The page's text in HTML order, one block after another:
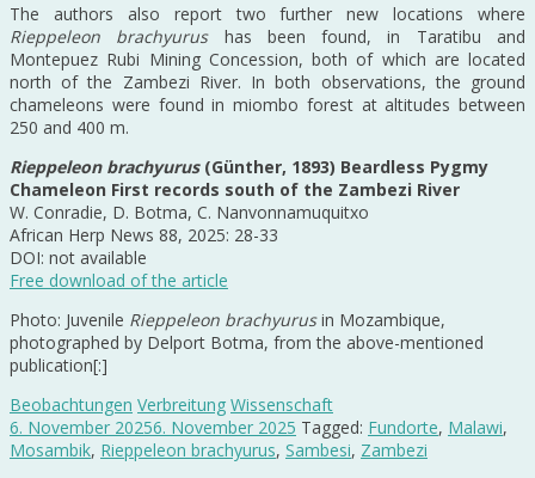
The authors also report two further new locations where
Rieppeleon brachyurushas been found, in Taratibu and
Montepuez Rubi Mining Concession, both of which are located
north of the Zambezi River. In both observations, the ground
chameleons were found in miombo forest at altitudes between
250 and 400 m.
Rieppeleon brachyurus (Günther, 1893) Beardless Pygmy
Chameleon First records south of the Zambezi River
W. Conradie, D. Botma, C. Nanvonnamuquitxo
African Herp News 88, 2025: 28-33
DOI: not available
Free download of the article
Photo: Juvenile Rieppeleon brachyurusin Mozambique,
photographed by Delport Botma, from the above-mentioned
publication[:]
Beobachtungen Verbreitung Wissenschaft
6. November 20256. November 2025 Tagged: Fundorte, Malawi,
Mosambik, Rieppeleon brachyurus, Sambesi, Zambezi